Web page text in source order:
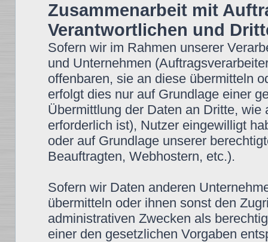
Zusammenarbeit mit
Verantwortlichen und
Sofern wir im Rahmen unserer
und Unternehmen
offenbaren, sie an diese übermitteln
erfolgt dies nur auf Grundlage einer
Übermittlung der Daten an Dritte,
erforderlich ist), Nutzer eingewilligt
oder auf Grundlage unserer
Beauftragten, Webhostern, etc.).
Sofern wir Daten anderen
übermitteln oder ihnen sonst den
administrativen Zwecken als
einer den gesetzlichen Vorgaben